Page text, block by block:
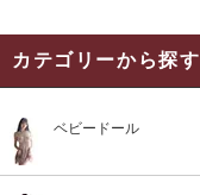
カテゴリーから探す
ベビードール